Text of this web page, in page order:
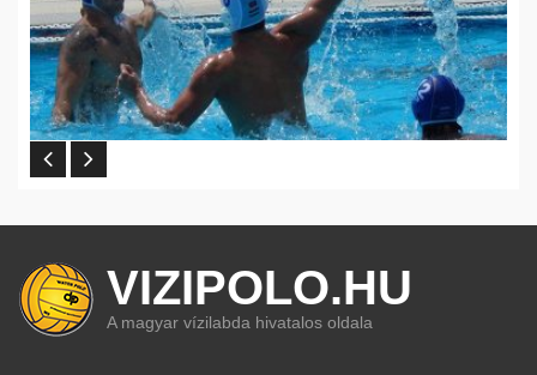
VIZIPOLO.HU
A magyar vízilabda hivatalos oldala